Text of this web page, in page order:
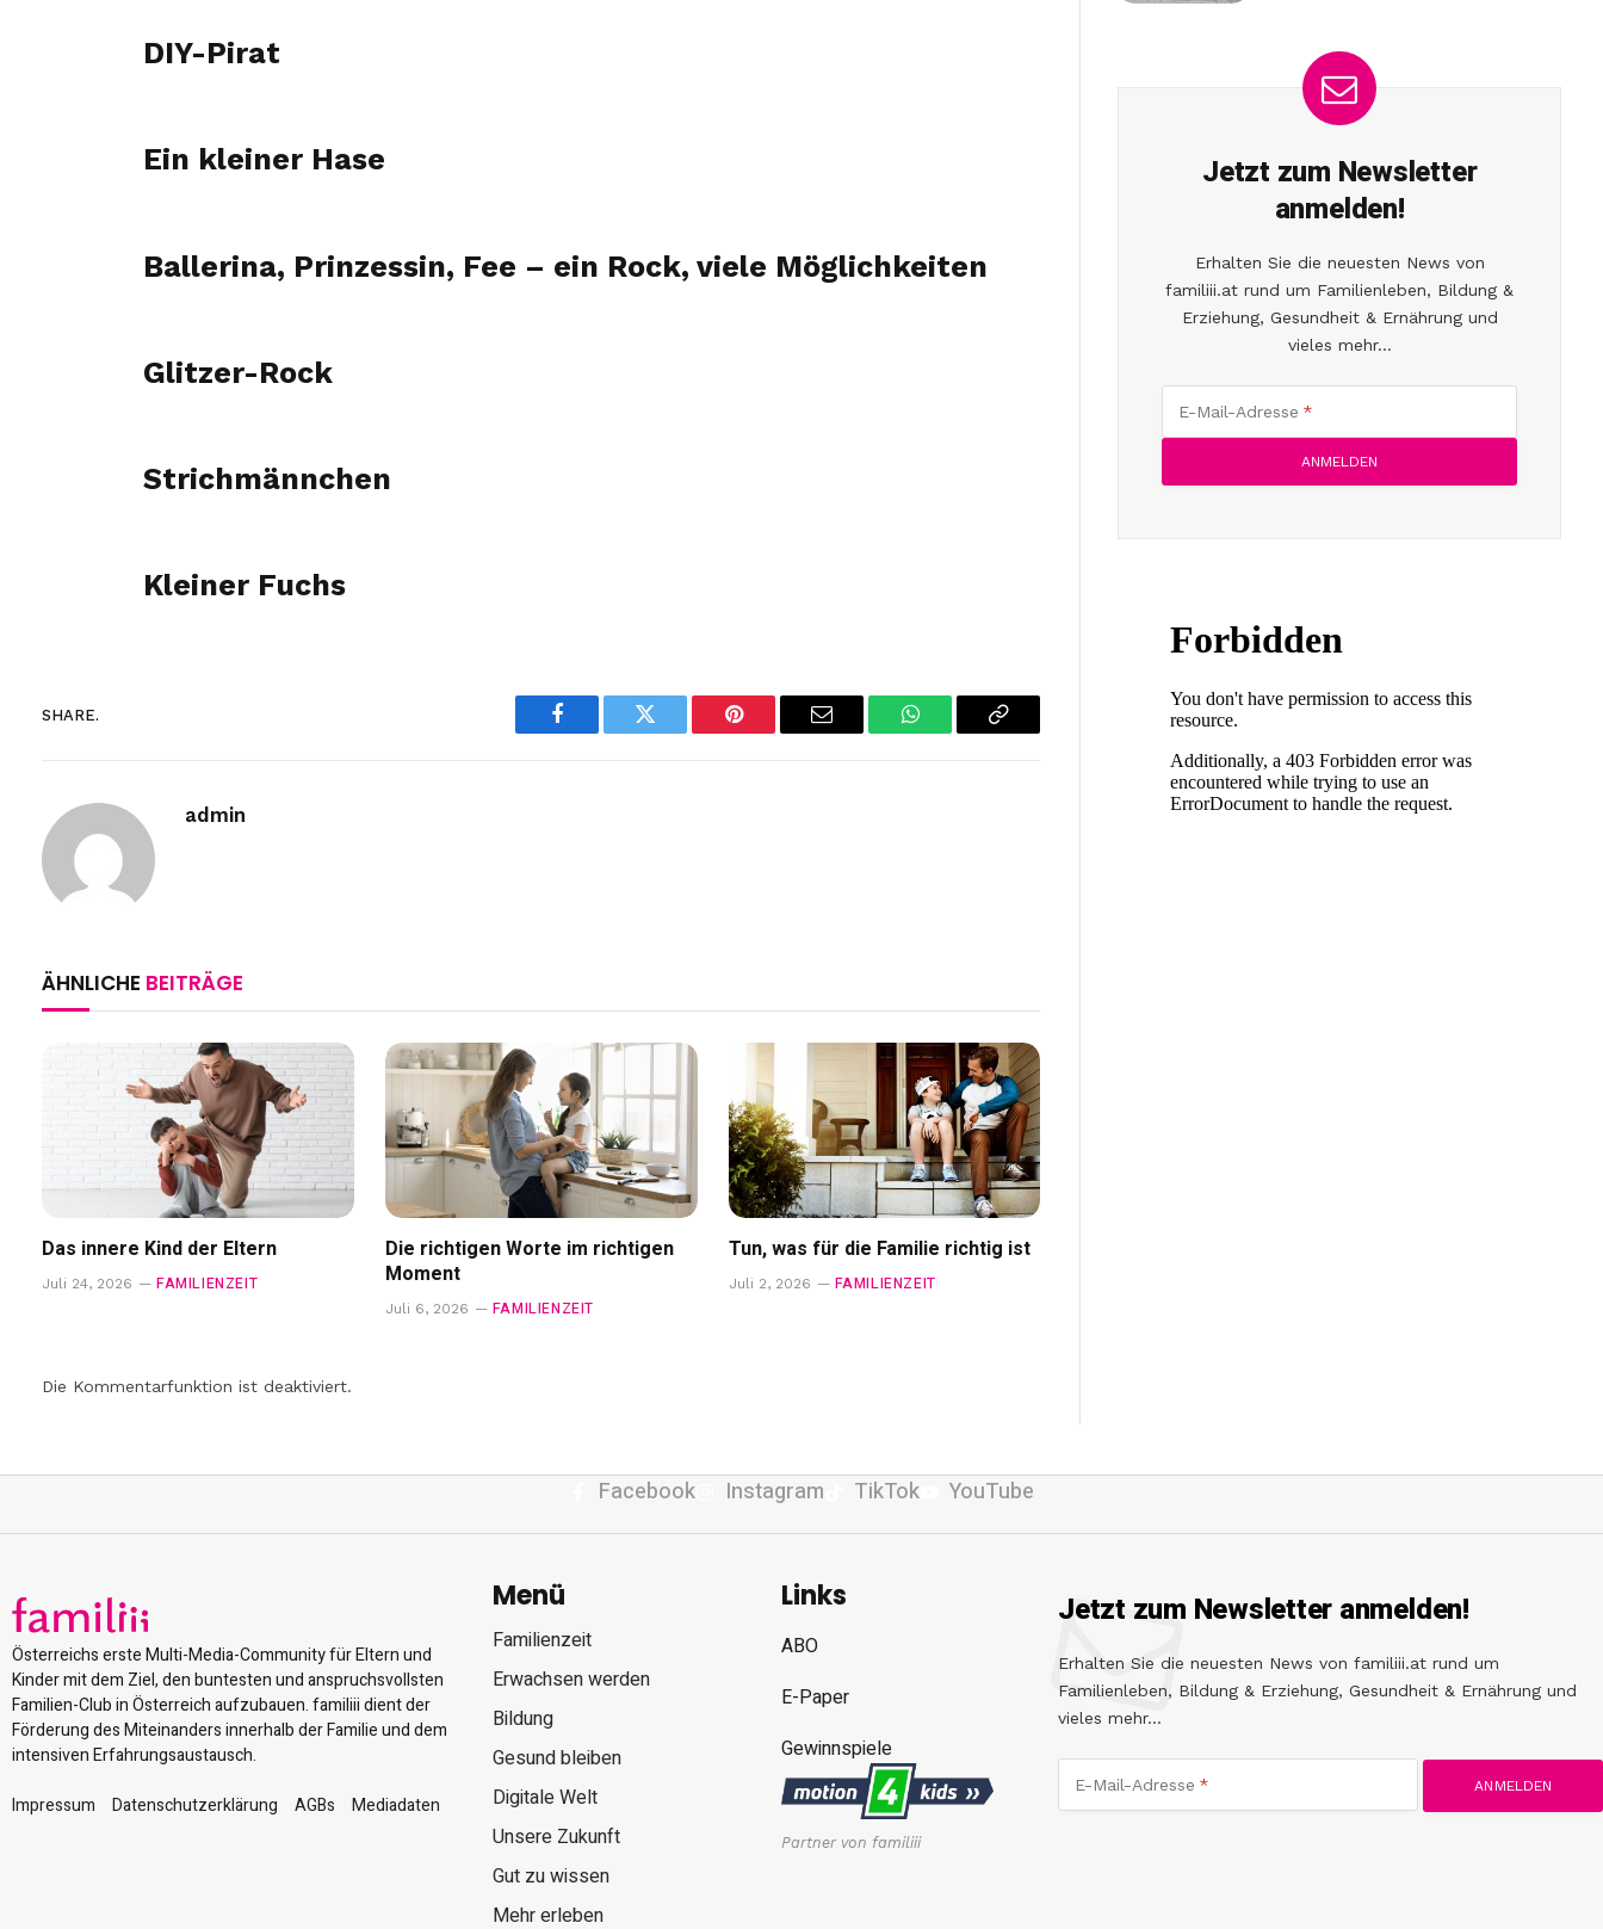
DIY-Pirat
Ein kleiner Hase
Ballerina, Prinzessin, Fee – ein Rock, viele Möglichkeiten
Glitzer-Rock
Strichmännchen
Kleiner Fuchs
SHARE.
Facebook Twitter Pinterest Email WhatsAppCopy
admin
ÄHNLICHE BEITRÄGE
Das innere Kind der Eltern
Juli 24, 2026 FAMILIENZEIT
Die richtigen Worte im richtigen
Moment
Juli 6, 2026 FAMILIENZEIT
Tun, was für die Familie richtig ist
Juli 2, 2026 FAMILIENZEIT
Die Kommentarfunktion ist deaktiviert.
Jetzt zum Newsletter
anmelden!
Erhalten Sie die neuesten News von
familiii.at rund um Familienleben, Bildung &
Erziehung, Gesundheit & Ernährung und
vieles mehr...
E-Mail-Adresse
Facebook Instagram TikTok YouTube
Österreichs erste Multi-Media-Community für Eltern und
Kinder mit dem Ziel, den buntesten und anspruchsvollsten
Familien-Club in Österreich aufzubauen. familiii dient der
Förderung des Miteinanders innerhalb der Familie und dem
intensiven Erfahrungsaustausch.
Impressum
Datenschutzerklärung AGBs Mediadaten
Menü
Familienzeit
Erwachsen werden
Bildung
Gesund bleiben
Digitale Welt
Unsere Zukunft
Gut zu wissen
Mehr erleben
Links
ABO
E-Paper
Gewinnspiele
Partner von familiii
Jetzt zum Newsletter anmelden!
Erhalten Sie die neuesten News von familiii.at rund um
Familienleben, Bildung & Erziehung, Gesundheit & Ernährung und
vieles mehr...
E-Mail-Adresse